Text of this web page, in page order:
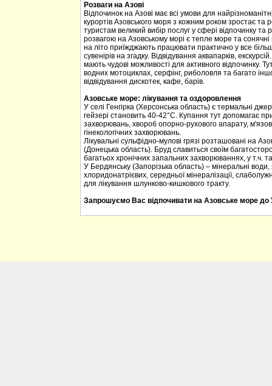
Розваги на Азові
Відпочинок на Азові має всі умови для
курортів Азовського моря з кожним роком зростає та
туристам великий вибір послуг у сфері відпочинку та
розвагою на Азовському морі є тепле море та сонячні
на літо приїжджають працювати практично у все
сувенірів на згадку. Відвідування аквапарків,
мають чудові можливості для активного відпочинку.
водних мотоциклах, серфінг, риболовля та багато
відвідування дискотек, кафе, барів.
Азовське море: лікування та оздоровлення
У селі Генгірка (Херсонська область) є термальні
гейзері становить 40-42°С. Купання тут допомагає
захворювань, хвороб опорно-рухового апарату,
гінекологічних захворювань.
Лікувальні сульфідно-мулові грязі розташовані на
(Донецька область). Бруд славиться своїм
багатьох хронічних запальних захворюваннях, у т.ч. та
У Бердянську (Запорізька область) – мінеральні води,
хлоридонатрієвих, середньої мінералізації,
для лікування шлунково-кишкового тракту.
Запрошуємо Вас відпочивати на Азовське море до